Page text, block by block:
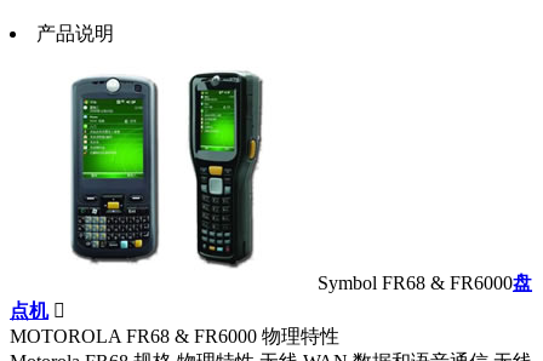
产品说明
Symbol FR68 & FR6000盘
点机
MOTOROLA FR68 & FR6000 物理特性